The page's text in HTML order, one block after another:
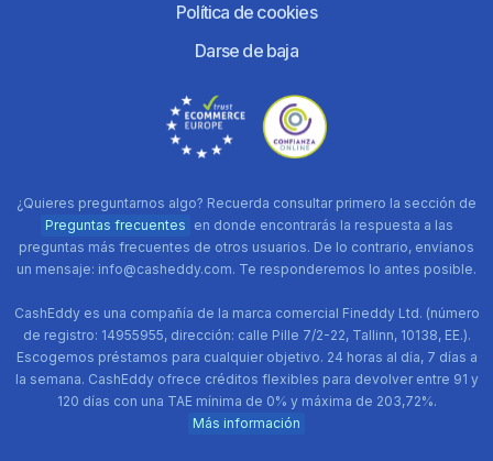
Política de cookies
Darse de baja
¿Quieres preguntarnos algo? Recuerda consultar primero la sección de
Preguntas frecuentes en donde encontrarás la respuesta a las
preguntas más frecuentes de otros usuarios. De lo contrario, envíanos
un mensaje: info@casheddy.com. Te responderemos lo antes posible.
CashEddy es una compañía de la marca comercial Fineddy Ltd. (número
de registro: 14955955, dirección: calle Pille 7/2-22, Tallinn, 10138, EE.).
Escogemos préstamos para cualquier objetivo. 24 horas al día, 7 días a
la semana. CashEddy ofrece créditos flexibles para devolver entre 91 y
120 días con una TAE mínima de 0% y máxima de 203,72%.
Más información